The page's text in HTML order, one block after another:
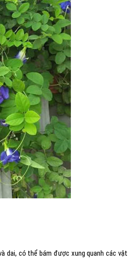
dai, có thể bám được xung quanh các vật